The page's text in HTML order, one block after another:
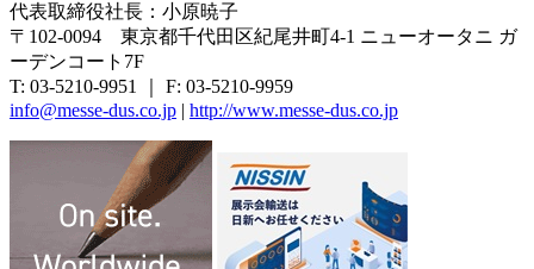
代表取締役社長：小原暁子
〒102-0094 東京都千代田区紀尾井町4-1 ニューオータニ ガ
ーデンコート7F
T: 03-5210-9951 ｜ F: 03-5210-9959
info@messe-dus.co.jp | http://www.messe-dus.co.jp